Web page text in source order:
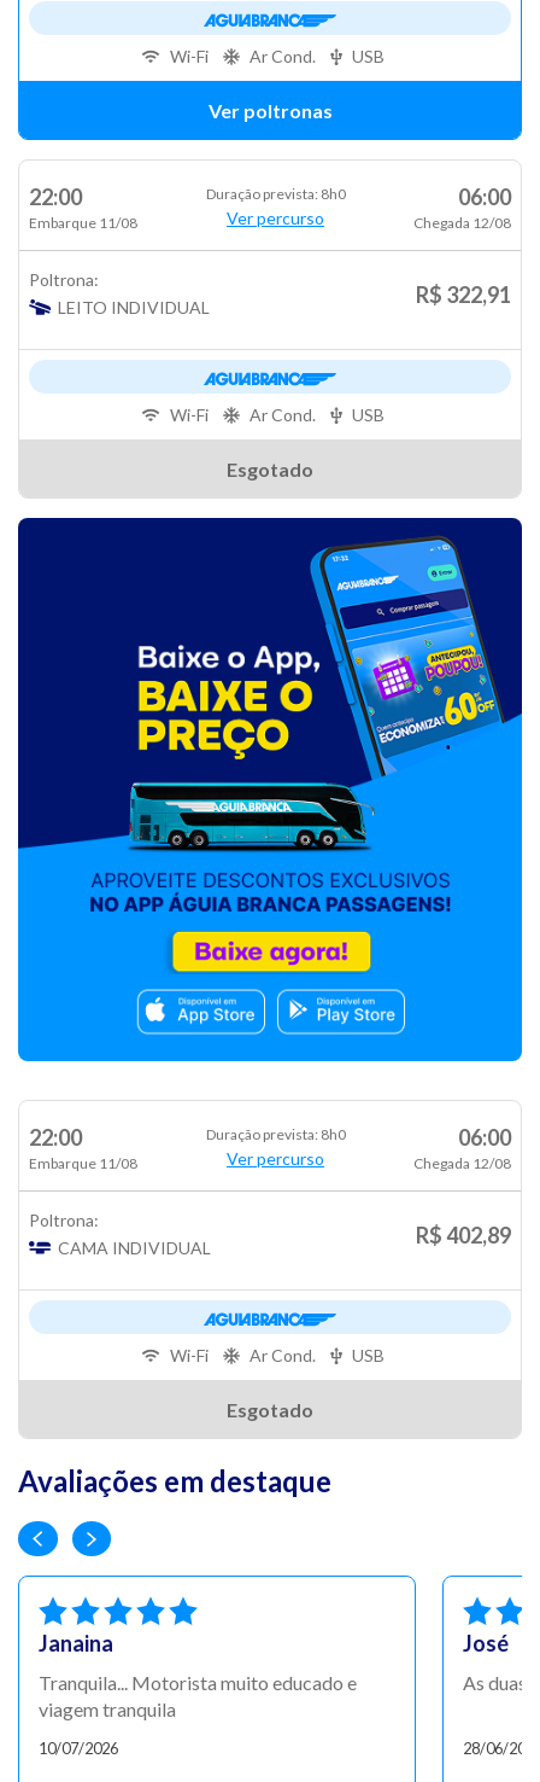
Ver poltronas
Wi-Fi Ar Cond. USB
22:00
Embarque 11/08
Duração prevista: 8h0
Ver percurso
06:00
Chegada 12/08
Poltrona:
LEITO INDIVIDUAL
R$ 322,91
Esgotado
Wi-Fi Ar Cond. USB
22:00
Embarque 11/08
Duração prevista: 8h0
Ver percurso
06:00
Chegada 12/08
Poltrona:
CAMA INDIVIDUAL
R$ 402,89
Esgotado
Wi-Fi Ar Cond. USB
Avaliações em destaque
Janaina
Tranquila... Motorista muito educado e
viagem tranquila
10/07/2026
José
As duas
28/06/